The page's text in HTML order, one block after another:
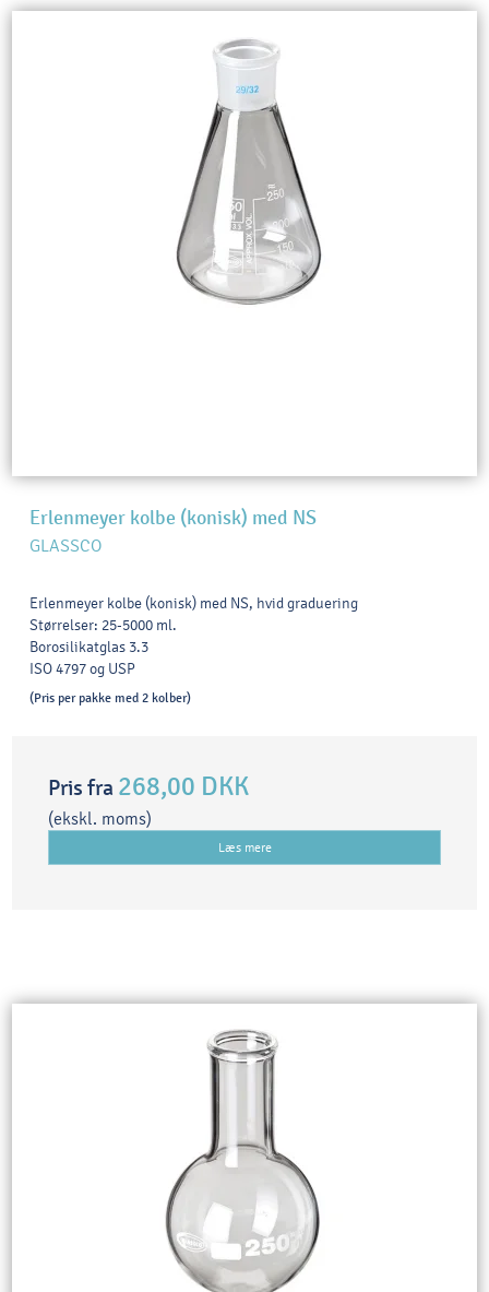
Erlenmeyer kolbe (konisk) med NS
GLASSCO
Erlenmeyer kolbe (konisk) med NS, hvid graduering
Størrelser: 25-5000 ml.
Borosilikatglas 3.3
ISO 4797 og USP
(Pris per pakke med 2 kolber)
Pris fra 268,00 DKK
(ekskl. moms)
Læs mere